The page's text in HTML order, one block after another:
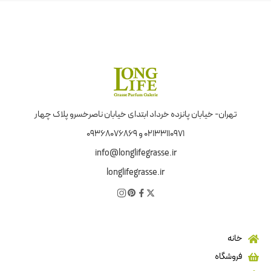
تهران- خیابان پانزده خرداد ابتدای خیابان ناصرخسرو پلاک چهار
02133110971 و 09368076869
info@longlifegrasse.ir
longlifegrasse.ir
خانه
فروشگاه